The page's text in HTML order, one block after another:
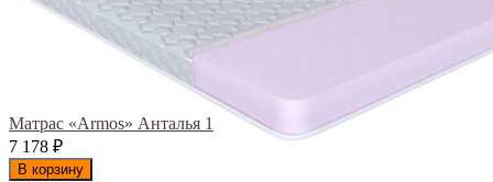
Матрас «Armos» Анталья 1
7 178 ₽
В корзину